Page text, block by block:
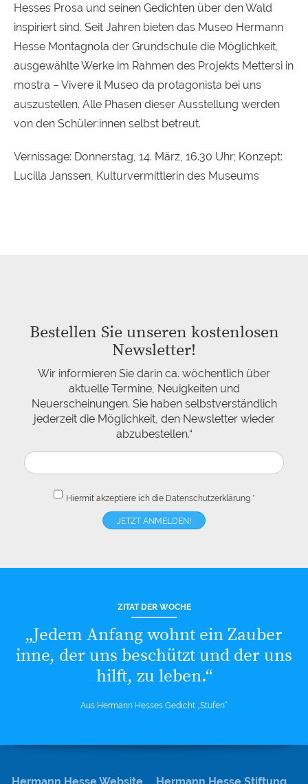
Hesses Prosa und seinen Gedichten über den Wald
inspiriert sind. Seit Jahren bieten das Museo Hermann
Hesse Montagnola der Grundschule die Möglichkeit,
ausgewählte Werke im Rahmen des Projekts Mettersi in
mostra – Vivere il Museo da protagonista bei uns
auszustellen. Alle Phasen dieser Ausstellung werden
von den Schüler:innen selbst betreut.
Vernissage: Donnerstag, 14. März, 16.30 Uhr; Konzept:
Lucilla Janssen, Kulturvermittlerin des Museums
Bestellen Sie unseren kostenlosen
Newsletter!
Wir informieren Sie darin ca. wöchentlich über
aktuelle Termine, Neuigkeiten und
Neuerscheinungen. Sie haben selbstverständlich
jederzeit die Möglichkeit, den Newsletter wieder
abzubestellen.“
Hiermit akzeptiere ich die Datenschutzerklärung*
ZITAT DER WOCHE
„Jedem Anfang wohnt ein Zauber
inne, der uns beschützt und der uns
hilft, zu leben.“
Aus Hermann Hesses Gedicht „Stufen“
Hermann Hesse Website Hermann Hesse Stiftung